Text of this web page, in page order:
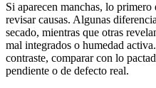
Si aparecen manchas, lo
revisar causas. Algunas
secado, mientras que otras
mal integrados o humedad
contraste, comparar con lo
pendiente o de defecto real.